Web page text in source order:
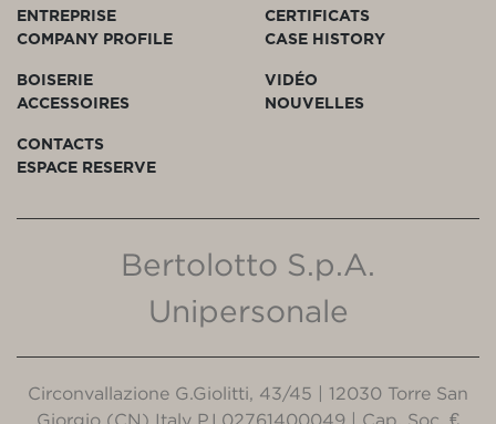
ENTREPRISE
COMPANY PROFILE
CERTIFICATS
CASE HISTORY
BOISERIE
ACCESSOIRES
VIDÉO
NOUVELLES
CONTACTS
ESPACE RESERVE
Bertolotto S.p.A.
Unipersonale
Circonvallazione G.Giolitti, 43/45 | 12030 Torre San
Giorgio (CN) Italy P.I.02761400049 | Cap. Soc. €